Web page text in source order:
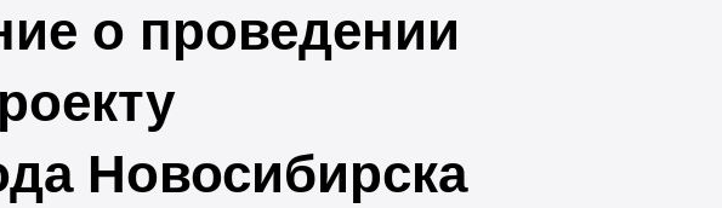
о проведении
Новосибирска